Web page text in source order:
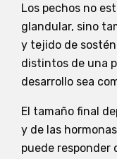
Los pechos no
glandular, sino
y tejido de
distintos de una
desarrollo sea
El tamaño final
y de las
puede